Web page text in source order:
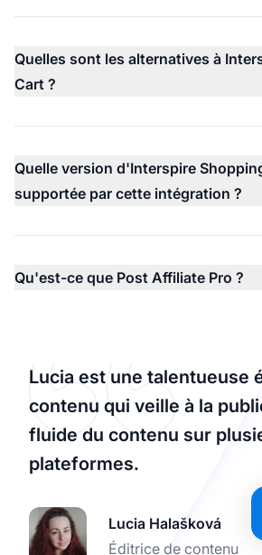
Quelles sont les alternatives à
Cart ?
Quelle version d'Interspire
supportée par cette intégration ?
Qu'est-ce que Post Affiliate Pro ?
Lucia est une talentueuse
contenu qui veille à la
fluide du contenu sur
plateformes.
Lucia Halašková
Éditrice de contenu